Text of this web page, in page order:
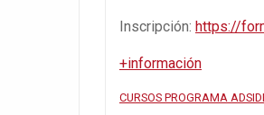
Inscripción: https://
+información
CURSOS PROGRAMA